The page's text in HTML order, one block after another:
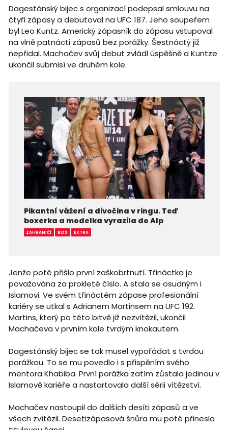
Dagestánský bijec s organizací podepsal smlouvu na
čtyři zápasy a debutoval na UFC 187. Jeho soupeřem
byl Leo Kuntz. Americký zápasník do zápasu vstupoval
na vlně patnácti zápasů bez porážky. Šestnáctý již
nepřidal. Machačev svůj debut zvládl úspěšně a Kuntze
ukončil submisí ve druhém kole.
Pikantní vážení a divočina v ringu. Teď
boxerka a modelka vyrazila do Alp
ZAHRANIČÍ BOX EXTRA
Jenže poté přišlo první zaškobrtnutí. Třináctka je
považována za prokleté číslo. A stala se osudným i
Islamovi. Ve svém třináctém zápase profesionální
kariéry se utkal s Adrianem Martinsem na UFC 192.
Martins, který po této bitvě již nezvítězil, ukončil
Machačeva v prvním kole tvrdým knokautem.
Dagestánský bijec se tak musel vypořádat s tvrdou
porážkou. To se mu povedlo i s přispěním svého
mentora Khabiba. První porážka zatím zůstala jedinou v
Islamově kariéře a nastartovala další sérii vítězství.
Machačev nastoupil do dalších desíti zápasů a ve
všech zvítězil. Desetizápasová šnůra mu poté přinesla